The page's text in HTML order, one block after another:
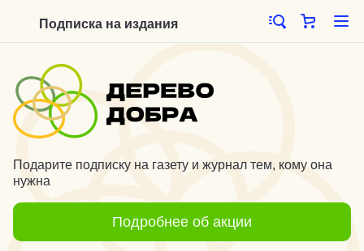
Подписка на издания
Подарите подписку на газету и журнал тем, кому она
нужна
Подробнее об акции